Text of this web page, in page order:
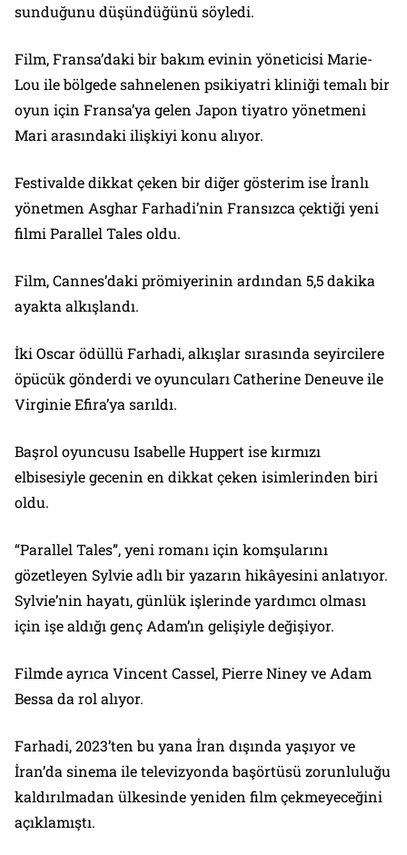
sunduğunu düşündüğünü söyledi.
Film, Fransa’daki bir bakım evinin yöneticisi Marie-
Lou ile bölgede sahnelenen psikiyatri kliniği temalı bir
oyun için Fransa’ya gelen Japon tiyatro yönetmeni
Mari arasındaki ilişkiyi konu alıyor.
Festivalde dikkat çeken bir diğer gösterim ise İranlı
yönetmen Asghar Farhadi’nin Fransızca çektiği yeni
filmi Parallel Tales oldu.
Film, Cannes’daki prömiyerinin ardından 5,5 dakika
ayakta alkışlandı.
İki Oscar ödüllü Farhadi, alkışlar sırasında seyircilere
öpücük gönderdi ve oyuncuları Catherine Deneuve ile
Virginie Efira’ya sarıldı.
Başrol oyuncusu Isabelle Huppert ise kırmızı
elbisesiyle gecenin en dikkat çeken isimlerinden biri
oldu.
“Parallel Tales”, yeni romanı için komşularını
gözetleyen Sylvie adlı bir yazarın hikâyesini anlatıyor.
Sylvie’nin hayatı, günlük işlerinde yardımcı olması
için işe aldığı genç Adam’ın gelişiyle değişiyor.
Filmde ayrıca Vincent Cassel, Pierre Niney ve Adam
Bessa da rol alıyor.
Farhadi, 2023’ten bu yana İran dışında yaşıyor ve
İran’da sinema ile televizyonda başörtüsü zorunluluğu
kaldırılmadan ülkesinde yeniden film çekmeyeceğini
açıklamıştı.